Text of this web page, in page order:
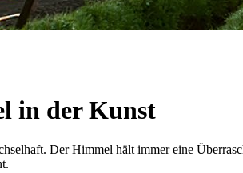
in der Kunst
Der Himmel hält immer eine